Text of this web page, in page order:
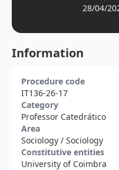
28/04/
Information
Procedure code
IT136-26-17
Category
Professor Catedrático
Area
Sociology / Sociology
Constitutive entities
University of Coimbra